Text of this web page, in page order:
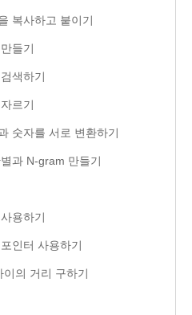
복사하고 붙이기
들기
색하기
르기
숫자를 서로 변환하기
과 N-gram 만들기
용하기
인터 사용하기
의 거리 구하기